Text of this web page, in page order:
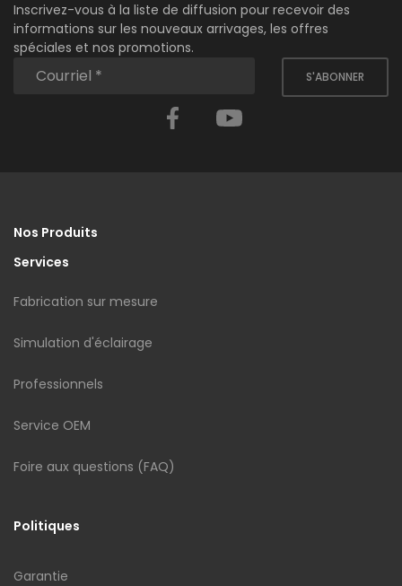
Inscrivez-vous à la liste de diffusion pour recevoir des
informations sur les nouveaux arrivages, les offres
spéciales et nos promotions.
S'ABONNER
Facebook
Nos Produits
Services
Fabrication sur mesure
Simulation d'éclairage
Professionnels
Service OEM
Foire aux questions (FAQ)
Politiques
Garantie